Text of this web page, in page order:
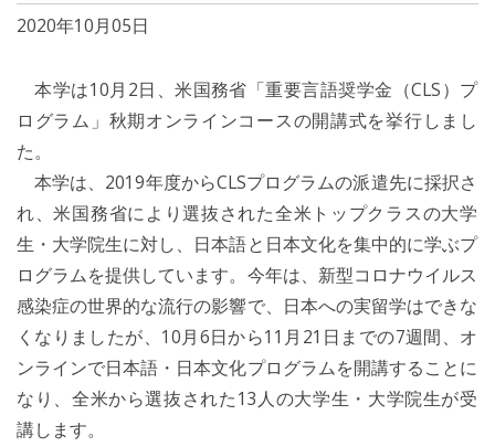
2020年10月05日
本学は10月2日、米国務省「重要言語奨学金（CLS）プ
ログラム」秋期オンラインコースの開講式を挙行しまし
た。
本学は、2019年度からCLSプログラムの派遣先に採択さ
れ、米国務省により選抜された全米トップクラスの大学
生・大学院生に対し、日本語と日本文化を集中的に学ぶプ
ログラムを提供しています。今年は、新型コロナウイルス
感染症の世界的な流行の影響で、日本への実留学はできな
くなりましたが、10月6日から11月21日までの7週間、オ
ンラインで日本語・日本文化プログラムを開講することに
なり、全米から選抜された13人の大学生・大学院生が受
講します。